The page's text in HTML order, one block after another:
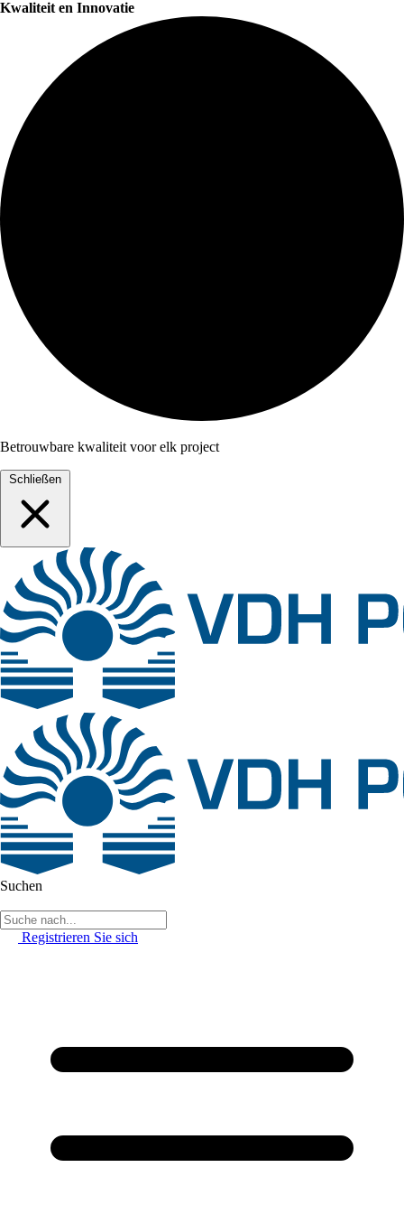
Kwaliteit en Innovatie
Betrouwbare kwaliteit voor elk project
Schließen
Suchen
Registrieren Sie sich